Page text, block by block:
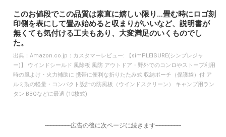
このお値段でこの品質は素直に嬉しい限り…畳む時にロゴ刻
印側を表にして畳み始めると収まりがいいなど、説明書が
無くても気付ける工夫もあり、大変満足のいくものでし
た。
出典： Amazon.co.jp：カスタマーレビュー: 【simPLEISURE(シンプレジャ
ー)】 ウインドシールド 風除板 風防 アウトドア・野外でのコンロやストーブ利用
時の風よけ・火力補助に 携帯に便利な折りたたみ式 収納ポーチ（保護袋）付 ア
ルミ製の軽量・コンパクト設計の防風板（ウインドスクリーン） キャンプ用ラン
タン BBQなどに最適 (10枚式)
-----------------広告の後に次ページに続きます-----------------